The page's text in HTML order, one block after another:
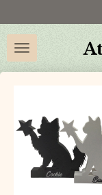
springen